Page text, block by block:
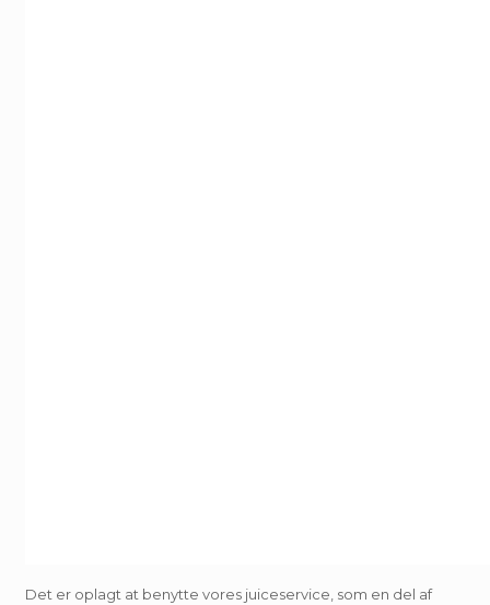
Det er oplagt at benytte vores juiceservice, som en del af